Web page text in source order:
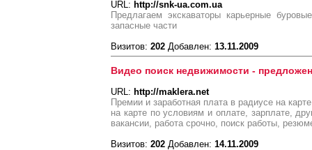
URL: http://snk-ua.com.ua
Предлагаем экскаваторы карьерные
запасные части
Визитов: 202 Добавлен: 13.11.2009
Видео поиск недвижимости -
URL: http://maklera.net
Премии и заработная плата в радиусе на
на карте по условиям и оплате, зарплате,
вакансии, работа срочно, поиск работы,
Визитов: 202 Добавлен: 14.11.2009